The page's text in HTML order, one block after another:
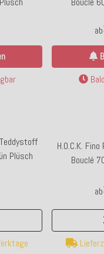
ab
Plüsch
H.O.C.K.
Bouclé
ab